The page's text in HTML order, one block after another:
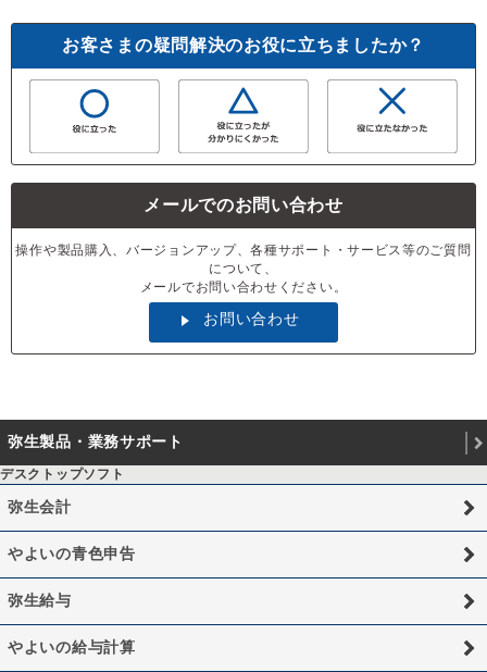
お客さまの疑問解決のお役に立ちましたか？
メールでのお問い合わせ
操作や製品購入、バージョンアップ、各種サポート・サービス等のご質問
について、
メールでお問い合わせください。
お問い合わせ
弥生製品・業務サポート
デスクトップソフト
弥生会計
やよいの青色申告
弥生給与
やよいの給与計算